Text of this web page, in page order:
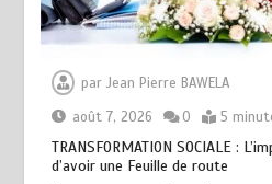
parJean Pierre BAWELA
août 7, 2026
0 5
TRANSFORMATION SOCIALE :
d’avoir une Feuille de route